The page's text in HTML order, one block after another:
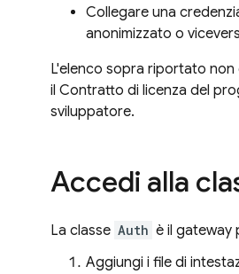
Collegare una
anonimizzato o
L'elenco sopra riportato non
il Contratto di licenza del
sviluppatore.
Accedi alla
La classe Auth è il gateway
Aggiungi i file di